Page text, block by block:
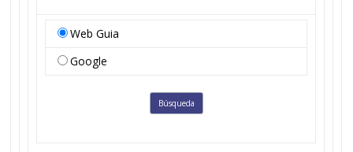
Web Guia
Google